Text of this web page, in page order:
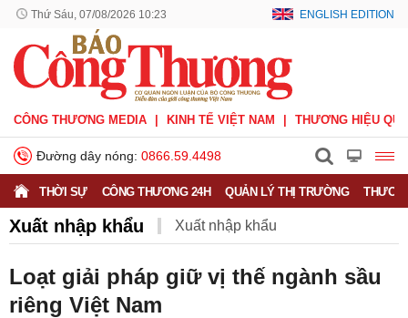
Thứ Sáu, 07/08/2026 10:23 ENGLISH EDITION
CÔNG THƯƠNG MEDIA KINH TẾ VIỆT NAM THƯƠNG HIỆU
Đường dây nóng: 0866.59.4498
THỜI SỰ CÔNG THƯƠNG 24H QUẢN LÝ THỊ TRƯỜNG
Xuất nhập khẩu Xuất nhập khẩu
Xuất xứ hàng hóa
Loạt giải pháp giữ vị thế ngành sầu
riêng Việt Nam